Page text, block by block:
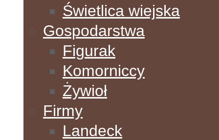
Świetlica wiejska
Gospodarstwa
Figurak
Komorniccy
Żywioł
Firmy
Landeck